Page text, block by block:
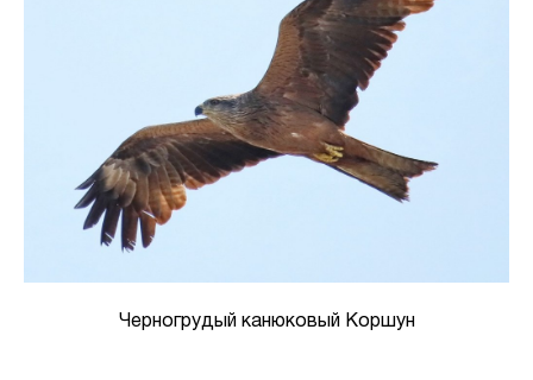
Черногрудый канюковый Коршун